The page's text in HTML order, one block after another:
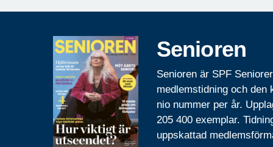
Senioren
Senioren är SPF
medlemstidning och den
nio nummer per år.
205 400 exemplar.
uppskattad